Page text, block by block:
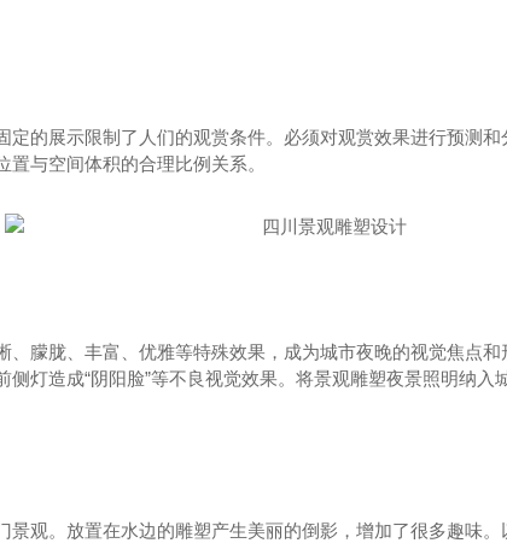
定的展示限制了人们的观赏条件。必须对观赏效果进行预测
与空间体积的合理比例关系。
、朦胧、丰富、优雅等特殊效果，成为城市夜晚的视觉焦点
灯造成“阴阳脸”等不良视觉效果。将景观雕塑夜景照明纳
景观。放置在水边的雕塑产生美丽的倒影，增加了很多趣味